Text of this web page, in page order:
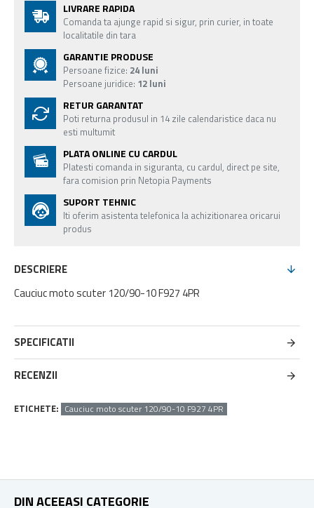
LIVRARE RAPIDA
Comanda ta ajunge rapid si sigur, prin curier, in toate
localitatile din tara
GARANTIE PRODUSE
Persoane fizice: 24 luni
Persoane juridice: 12 luni
RETUR GARANTAT
Poti returna produsul in 14 zile calendaristice daca nu
esti multumit
PLATA ONLINE CU CARDUL
Platesti comanda in siguranta, cu cardul, direct pe site,
fara comision prin Netopia Payments
SUPORT TEHNIC
Iti oferim asistenta telefonica la achizitionarea oricarui
produs
DESCRIERE
Cauciuc moto scuter 120/90-10 F927 4PR
SPECIFICATII
RECENZII
ETICHETE: Cauciuc moto scuter 120/90-10 F927 4PR
DIN ACEEASI CATEGORIE